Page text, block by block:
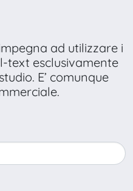
ad utilizzare i
text esclusivamente
E’ comunque